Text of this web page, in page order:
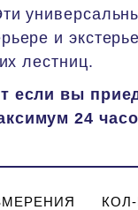
и
лестниц.
если вы
24